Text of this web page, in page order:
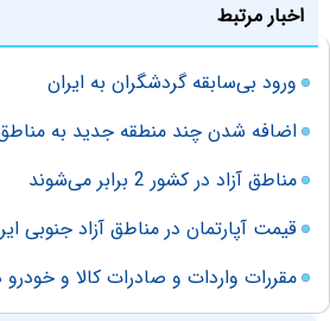
اخبار مرتبط
ورود بی‌سابقه گردشگران به ایران
اضافه شدن چند منطقه جدید به مناطق
مناطق آزاد در کشور 2 برابر می‌شوند
قیمت آپارتمان در مناطق آزاد جنوبی
مقررات واردات و صادرات کالا و خودرو